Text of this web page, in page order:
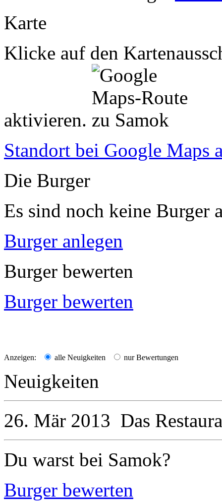
Karte
Klicke auf den
aktivieren.
Standort bei Google Maps
Die Burger
Es sind noch keine Burger
Burger anlegen
Burger bewerten
Burger bewerten
Anzeigen: alle Neuigkeiten nur Bewertungen
Neuigkeiten
26. Mär 2013 Das
Du warst bei Samok?
Burger bewerten